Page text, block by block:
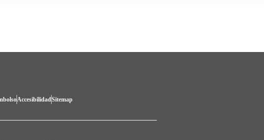
AccesibilidadSitemap